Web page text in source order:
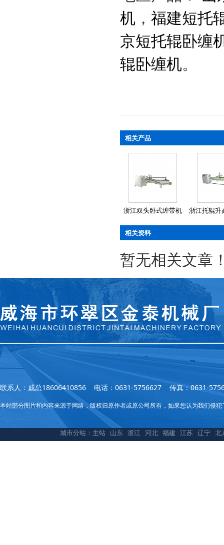
机 ， 福建短托
京短托辊卧缠
辊卧缠机。
相关产品
浙江双头卧式缠带机 浙江托辊升
相关资料
暂无相关文章
联系人：戚总18606410856 电话：0631-5756627 传真：0631-
本站部分图片和内容来源于网络，版权归原作者或原公司所有，如果您认为我们侵
城市分站： 主站 山东 浙江 河北 福建 江苏 辽宁 北